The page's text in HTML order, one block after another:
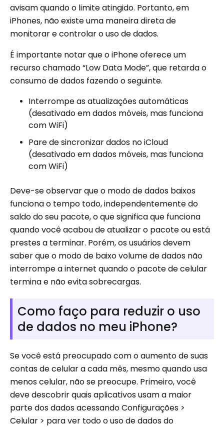
avisam quando o limite atingido. Portanto, em
iPhones, não existe uma maneira direta de
monitorar e controlar o uso de dados.
É importante notar que o iPhone oferece um
recurso chamado “Low Data Mode”, que retarda o
consumo de dados fazendo o seguinte.
Interrompe as atualizações automáticas
(desativado em dados móveis, mas funciona
com WiFi)
Pare de sincronizar dados no iCloud
(desativado em dados móveis, mas funciona
com WiFi)
Deve-se observar que o modo de dados baixos
funciona o tempo todo, independentemente do
saldo do seu pacote, o que significa que funciona
quando você acabou de atualizar o pacote ou está
prestes a terminar. Porém, os usuários devem
saber que o modo de baixo volume de dados não
interrompe a internet quando o pacote de celular
termina e não evita sobrecargas.
Como faço para reduzir o uso
de dados no meu iPhone?
Se você está preocupado com o aumento de suas
contas de celular a cada mês, mesmo quando usa
menos celular, não se preocupe. Primeiro, você
deve descobrir quais aplicativos usam a maior
parte dos dados acessando Configurações >
Celular > para ver todo o uso de dados do